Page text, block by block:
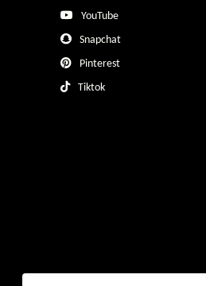
YouTube
Snapchat
Pinterest
Tiktok